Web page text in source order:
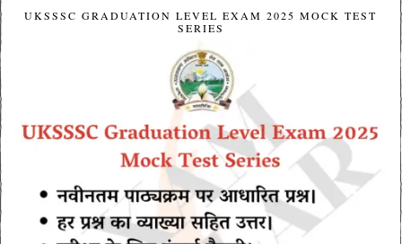
UKSSSC GRADUATION LEVEL EXAM 2025 MOCK TEST
SERIES